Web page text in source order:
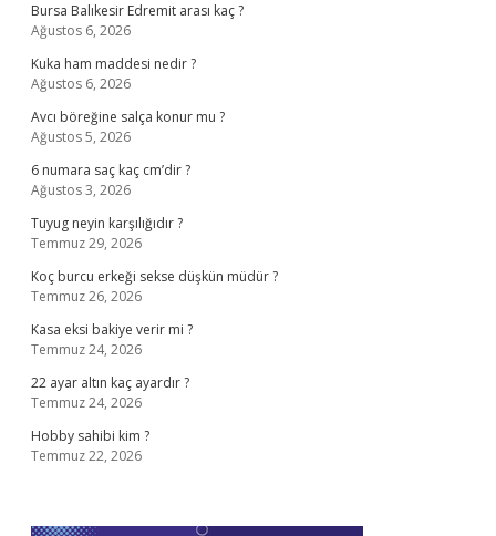
Bursa Balıkesir Edremit arası kaç ?
Ağustos 6, 2026
Kuka ham maddesi nedir ?
Ağustos 6, 2026
Avcı böreğine salça konur mu ?
Ağustos 5, 2026
6 numara saç kaç cm’dir ?
Ağustos 3, 2026
Tuyug neyin karşılığıdır ?
Temmuz 29, 2026
Koç burcu erkeği sekse düşkün müdür ?
Temmuz 26, 2026
Kasa eksi bakiye verir mi ?
Temmuz 24, 2026
22 ayar altın kaç ayardır ?
Temmuz 24, 2026
Hobby sahibi kim ?
Temmuz 22, 2026